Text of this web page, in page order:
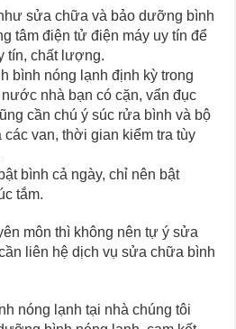
sửa chữa và bảo dưỡng bình
tâm điện tử điện máy uy tín để
tín, chất lượng.
bình nóng lạnh định kỳ trong
nhà bạn có cặn, vẩn đục
cần chú ý súc rửa bình và bộ
các van, thời gian kiểm tra tùy
bình cả ngày, chỉ nên bật
tắm.
môn thì không nên tự ý sửa
liên hệ dịch vụ sửa chữa bình
nóng lạnh tại nhà chúng tôi